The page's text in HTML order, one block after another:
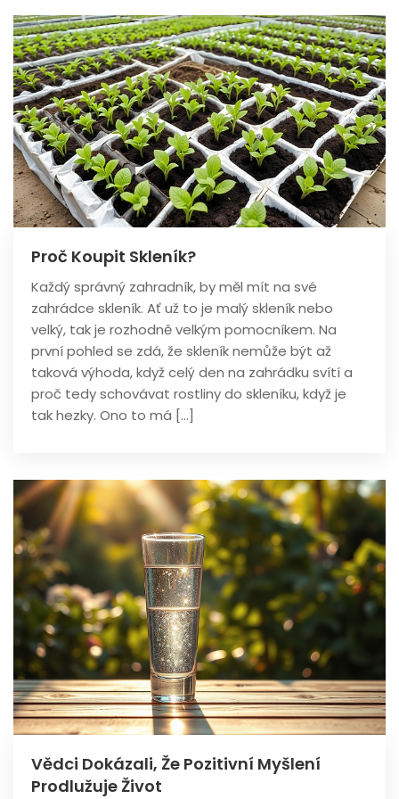
Proč Koupit Skleník?
Každý správný zahradník, by měl mít na své
zahrádce skleník. Ať už to je malý skleník nebo
velký, tak je rozhodně velkým pomocníkem. Na
první pohled se zdá, že skleník nemůže být až
taková výhoda, když celý den na zahrádku svítí a
proč tedy schovávat rostliny do skleníku, když je
tak hezky. Ono to má […]
Vědci Dokázali, Že Pozitivní Myšlení
Prodlužuje Život